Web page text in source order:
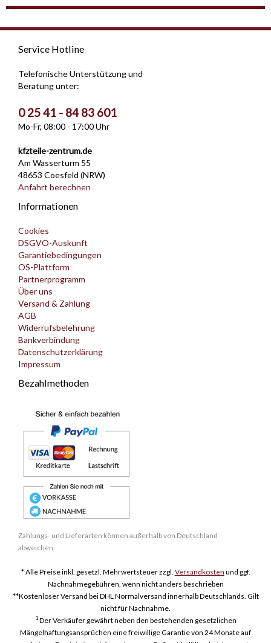
Service Hotline
Telefonische Unterstützung und
Beratung unter:
0 25 41 - 84 83 601
Mo-Fr, 08:00 - 17:00 Uhr
kfzteile-zentrum.de
Am Wasserturm 55
48653 Coesfeld (NRW)
Anfahrt berechnen
Informationen
Cookies
DSGVO-Auskunft
Garantiebedingungen
OS-Plattform
Partnerprogramm
Über uns
Versand & Zahlung
AGB
Widerrufsbelehrung
Bankverbindung
Datenschutzerklärung
Impressum
Bezahlmethoden
Zahlungs- und Lieferarten können außerhalb von Deutschland
abweichen.
* Alle Preise inkl. gesetzl. Mehrwertsteuer zzgl. Versandkosten und ggf.
Nachnahmegebühren, wenn nicht anders beschrieben
**Kostenloser Versand bei DHL Normalversand innerhalb Deutschlands. Gilt
nicht für Nachnahme.
1Der Verkäufer gewährt neben den bestehenden gesetzlichen
Mängelhaftungsansprüchen eine freiwillige Garantie von 24 Monate auf